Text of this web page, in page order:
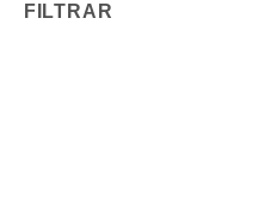
FILTRAR